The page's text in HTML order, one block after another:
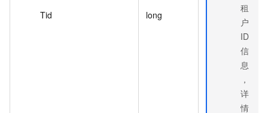
Tid long
租
户
ID
信
息
，
详
情